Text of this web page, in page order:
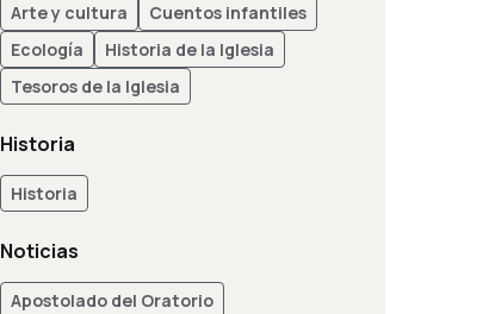
Arte y cultura
Cuentos infantiles
Ecología
Historia de la Iglesia
Tesoros de la Iglesia
Historia
Historia
Noticias
Apostolado del Oratorio